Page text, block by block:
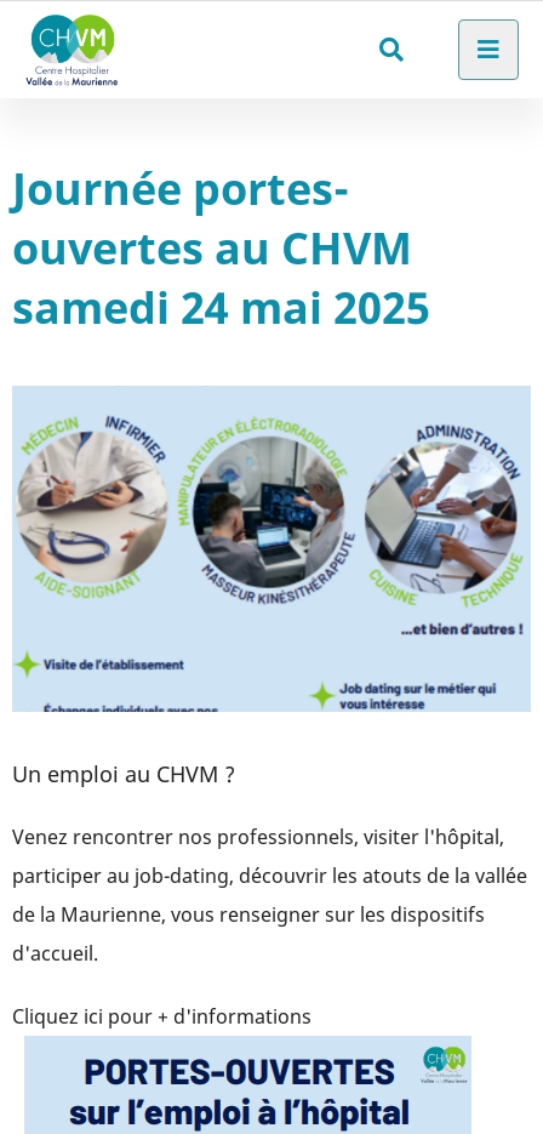
Aller à la recherche
Rechercher
Journée portes-
ouvertes au CHVM
samedi 24 mai 2025
Un emploi au CHVM ?
Venez rencontrer nos professionnels, visiter l'hôpital,
participer au job-dating, découvrir les atouts de la vallée
de la Maurienne, vous renseigner sur les dispositifs
d'accueil.
Cliquez ici pour + d'informations